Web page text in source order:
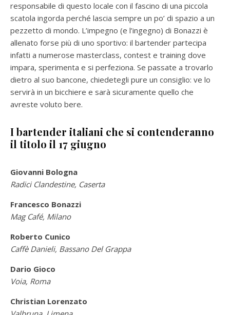
responsabile di questo locale con il fascino di una piccola
scatola ingorda perché lascia sempre un po’ di spazio a un
pezzetto di mondo. L’impegno (e l’ingegno) di Bonazzi è
allenato forse più di uno sportivo: il bartender partecipa
infatti a numerose masterclass, contest e training dove
impara, sperimenta e si perfeziona. Se passate a trovarlo
dietro al suo bancone, chiedetegli pure un consiglio: ve lo
servirà in un bicchiere e sarà sicuramente quello che
avreste voluto bere.
I bartender italiani che si contenderanno
il titolo il 17 giugno
Giovanni Bologna
Radici Clandestine, Caserta
Francesco Bonazzi
Mag Café, Milano
Roberto Cunico
Caffè Danieli, Bassano Del Grappa
Dario Gioco
Voia, Roma
Christian Lorenzato